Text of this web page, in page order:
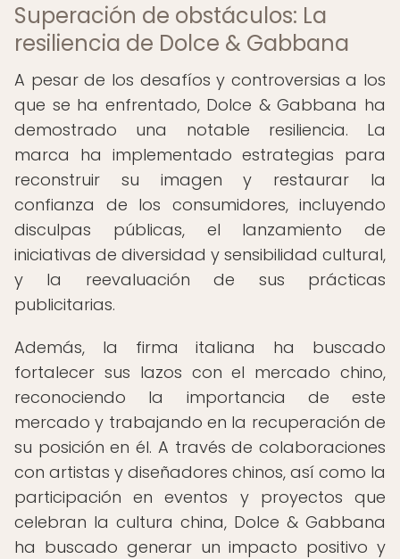
Superación de obstáculos: La
resiliencia de Dolce & Gabbana
A pesar de los desafíos y controversias a los
que se ha enfrentado, Dolce & Gabbana ha
demostrado una notable resiliencia. La
marca ha implementado estrategias para
reconstruir su imagen y restaurar la
confianza de los consumidores, incluyendo
disculpas públicas, el lanzamiento de
iniciativas de diversidad y sensibilidad cultural,
y la reevaluación de sus prácticas
publicitarias.
Además, la firma italiana ha buscado
fortalecer sus lazos con el mercado chino,
reconociendo la importancia de este
mercado y trabajando en la recuperación de
su posición en él. A través de colaboraciones
con artistas y diseñadores chinos, así como la
participación en eventos y proyectos que
celebran la cultura china, Dolce & Gabbana
ha buscado generar un impacto positivo y